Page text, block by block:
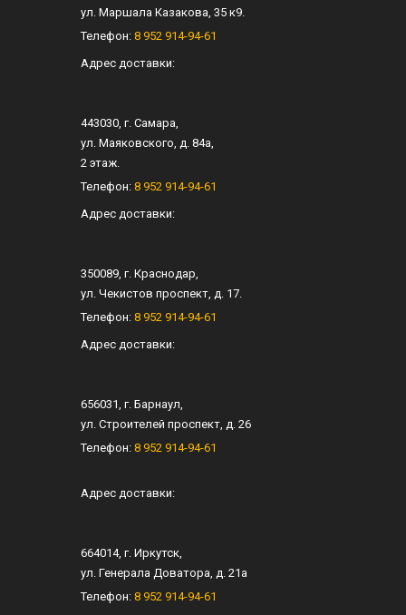
ул. Маршала Казакова, 35 к9
Телефон: 8 952 914-94-61
Адрес доставки:
443030 , г. Самара
ул. Маяковского, д. 84а
2 этаж.
Телефон: 8 952 914-94-61
Адрес доставки:
350089 , г. Краснодар
ул. Чекистов проспект, д. 17
Телефон: 8 952 914-94-61
Адрес доставки:
656031 , г. Барнаул
ул. Строителей проспект, д. 26
Телефон: 8 952 914-94-61
Адрес доставки:
664014, г. Иркутск
ул. Генерала Доватора, д. 21а
Телефон: 8 952 914-94-61